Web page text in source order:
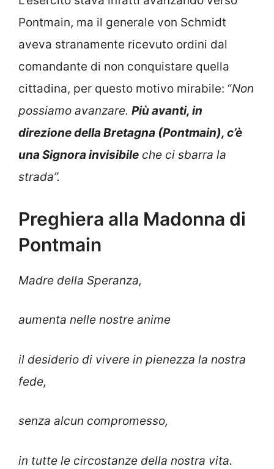
Pontmain, ma il generale von Schmidt
aveva stranamente ricevuto ordini dal
comandante di non conquistare quella
cittadina, per questo motivo mirabile: “Non
possiamo avanzare. Più avanti, in
direzione della Bretagna (Pontmain), c’è
una Signora invisibile che ci sbarra la
strada”.
Preghiera alla Madonna di
Pontmain
Madre della Speranza,
aumenta nelle nostre anime
il desiderio di vivere in pienezza la nostra
fede,
senza alcun compromesso,
in tutte le circostanze della nostra vita.